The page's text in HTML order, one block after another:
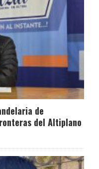
de
del Altiplano